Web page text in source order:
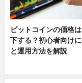
ビットコインの価格
下する？初心者向け
と運用方法を解説